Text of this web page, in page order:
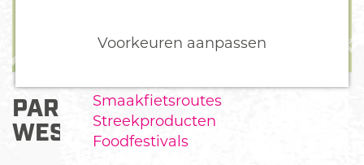
Voorkeuren aanpassen
p
g
e
Wekerom
Smaakfietsroutes
Streekproducten
Foodfestivals
PARKEERPLAATS
WESTERRODE